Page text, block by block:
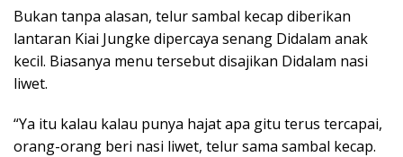
Bukan tanpa alasan, telur sambal kecap diberikan
lantaran Kiai Jungke dipercaya senang Didalam anak
kecil. Biasanya menu tersebut disajikan Didalam nasi
liwet.
“Ya itu kalau kalau punya hajat apa gitu terus tercapai,
orang-orang beri nasi liwet, telur sama sambal kecap.